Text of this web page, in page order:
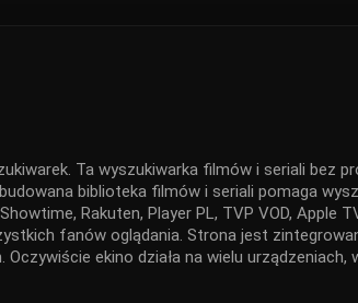
Ta wyszukiwarka filmów i seriali bez
biblioteka filmów i seriali pomaga
Rakuten, Player PL, TVP VOD, Apple
fanów oglądania. Strona jest
ekino działa na wielu